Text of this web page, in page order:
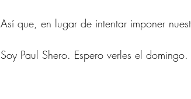
Así que, en lugar de intentar imponer
Soy Paul Shero. Espero verles el domingo.